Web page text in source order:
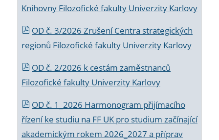
Knihovny Filozofické fakulty Univerzity Karlovy
OD č. 3/2026 Zrušení Centra strategických
regionů Filozofické fakulty Univerzity Karlovy
OD č. 2/2026 k cestám zaměstnanců
Filozofické fakulty Univerzity Karlovy
OD č. 1_2026 Harmonogram přijímacího
řízení ke studiu na FF UK pro studium začínající
akademickým rokem 2026_2027 a příprav